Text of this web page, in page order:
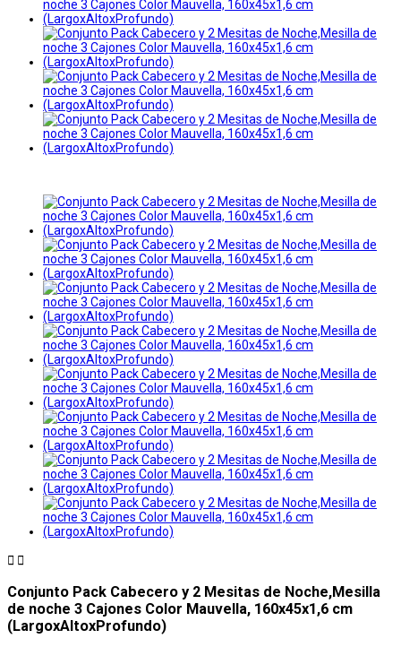
 
Conjunto Pack Cabecero y 2 Mesitas de Noche,Mesilla
de noche 3 Cajones Color Mauvella, 160x45x1,6 cm
(LargoxAltoxProfundo)